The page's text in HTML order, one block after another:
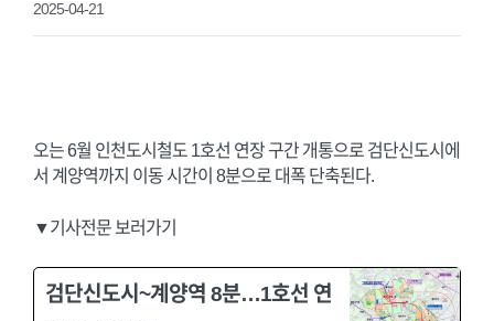
2025-04-21
오는 6월 인천도시철도 1호선 연장 구간 개통으로 검단신도시에
서 계양역까지 이동 시간이 8분으로 대폭 단축된다.
▼기사전문 보러가기
검단신도시~계양역 8분…1호선 연